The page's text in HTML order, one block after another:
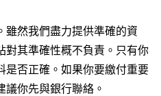
雖然我們盡力提供準確的資
對其準確性概不負責。只有你
是否正確。如果你要繳付重要
你先與銀行聯絡。